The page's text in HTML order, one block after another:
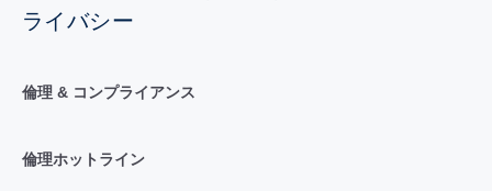
ライバシー
倫理 & コンプライアンス
倫理ホットライン